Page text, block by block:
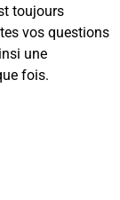
toujours
vos questions
une
fois.